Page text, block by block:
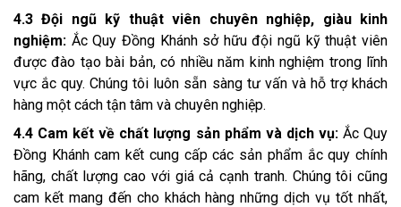
4.3 Đội ngũ kỹ thuật viên chuyên nghiệp, giàu kinh
nghiệm: Ắc Quy Đồng Khánh sở hữu đội ngũ kỹ thuật viên
được đào tạo bài bản, có nhiều năm kinh nghiệm trong lĩnh
vực ắc quy. Chúng tôi luôn sẵn sàng tư vấn và hỗ trợ khách
hàng một cách tận tâm và chuyên nghiệp.
4.4 Cam kết về chất lượng sản phẩm và dịch vụ: Ắc Quy
Đồng Khánh cam kết cung cấp các sản phẩm ắc quy chính
hãng, chất lượng cao với giá cả cạnh tranh. Chúng tôi cũng
cam kết mang đến cho khách hàng những dịch vụ tốt nhất,